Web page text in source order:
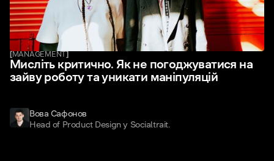
[MANAGEMENT]
Мисліть критично. Як не погоджуватися на
зайву роботу та уникати маніпуляцій
Вова Сафонов
Head of Product Design у Socialtrait.